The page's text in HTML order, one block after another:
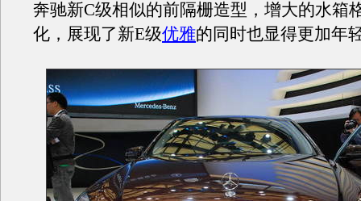
奔驰新C级相似的前隔栅造型，增大的水箱
化，展现了新E级优雅的同时也显得更加年